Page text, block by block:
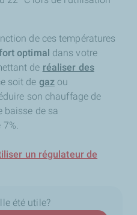
de ces températures
optimal dans votre
de réaliser des
soit de gazou
son chauffage de
baisse de sa
7%.
un régulateur de
été utile?